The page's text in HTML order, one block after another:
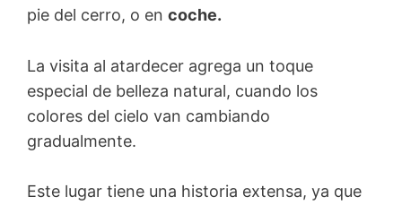
pie del cerro, o en coche.
La visita al atardecer agrega un toque
especial de belleza natural, cuando los
colores del cielo van cambiando
gradualmente.
Este lugar tiene una historia extensa, ya que